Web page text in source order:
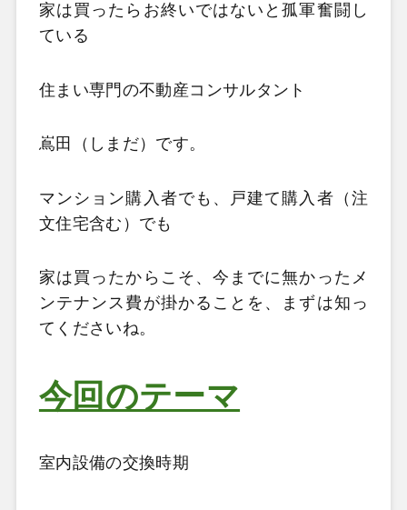
家は買ったらお終いではないと孤軍奮闘し
ている
住まい専門の不動産コンサルタント
嶌田（しまだ）です。
マンション購入者でも、戸建て購入者（注
文住宅含む）でも
家は買ったからこそ、今までに無かったメ
ンテナンス費が掛かることを、まずは知っ
てくださいね。
今回のテーマ
室内設備の交換時期